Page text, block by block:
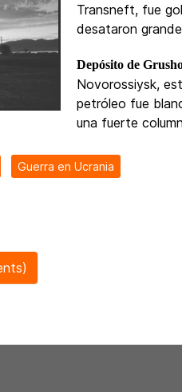
Transneft, fue
desataron
Depósito de
Novorossiysk,
petróleo fue
una fuerte
Guerra en Ucrania